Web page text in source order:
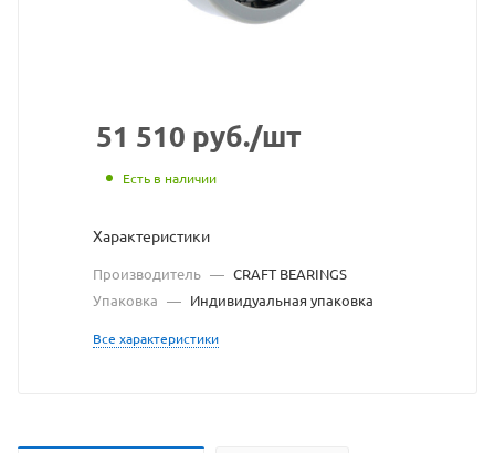
сайта
51 510 руб./шт
Есть в наличии
Характеристики
Производитель — CRAFT BEARINGS
Упаковка — Индивидуальная упаковка
Все характеристики